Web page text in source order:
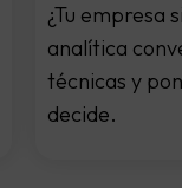
¿Tu empresa
analítica
técnicas y
decide.